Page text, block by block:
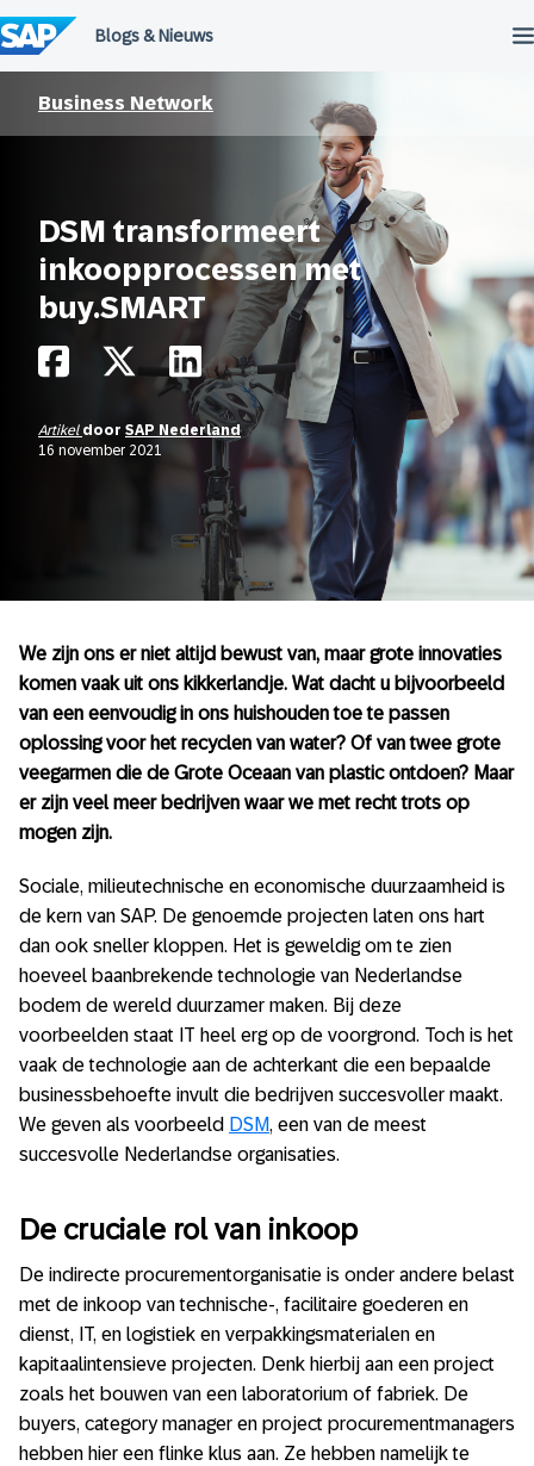
naar
de
inhoud
Business Network
DSM transformeert
inkoopprocessen met
buy.SMART
Artikel door SAP Nederland
16 november 2021
We zijn ons er niet altijd bewust van, maar grote innovaties
komen vaak uit ons kikkerlandje. Wat dacht u bijvoorbeeld
van een eenvoudig in ons huishouden toe te passen
oplossing voor het recyclen van water? Of van twee grote
veegarmen die de Grote Oceaan van plastic ontdoen? Maar
er zijn veel meer bedrijven waar we met recht trots op
mogen zijn.
Sociale, milieutechnische en economische duurzaamheid is
de kern van SAP. De genoemde projecten laten ons hart
dan ook sneller kloppen. Het is geweldig om te zien
hoeveel baanbrekende technologie van Nederlandse
bodem de wereld duurzamer maken. Bij deze
voorbeelden staat IT heel erg op de voorgrond. Toch is het
vaak de technologie aan de achterkant die een bepaalde
businessbehoefte invult die bedrijven succesvoller maakt.
We geven als voorbeeld DSM, een van de meest
succesvolle Nederlandse organisaties.
De cruciale rol van inkoop
De indirecte procurementorganisatie is onder andere belast
met de inkoop van technische-, facilitaire goederen en
dienst, IT, en logistiek en verpakkingsmaterialen en
kapitaalintensieve projecten. Denk hierbij aan een project
zoals het bouwen van een laboratorium of fabriek. De
buyers, category manager en project procurementmanagers
hebben hier een flinke klus aan. Ze hebben namelijk te